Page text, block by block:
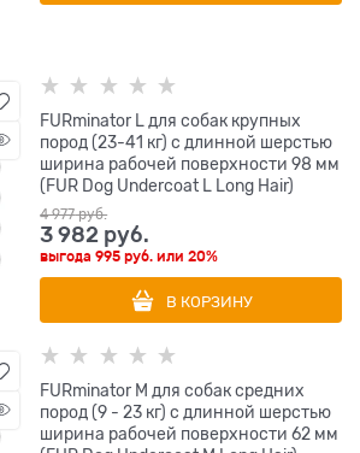
FURminator L для собак крупных
пород (23-41 кг) с длинной шерстью
ширина рабочей поверхности 98 мм
(FUR Dog Undercoat L Long Hair)
4 977 руб.
3 982 руб.
выгода995 руб. или20%
В КОРЗИНУ
FURminator M для собак средних
пород (9 - 23 кг) с длинной шерстью
ширина рабочей поверхности 62 мм